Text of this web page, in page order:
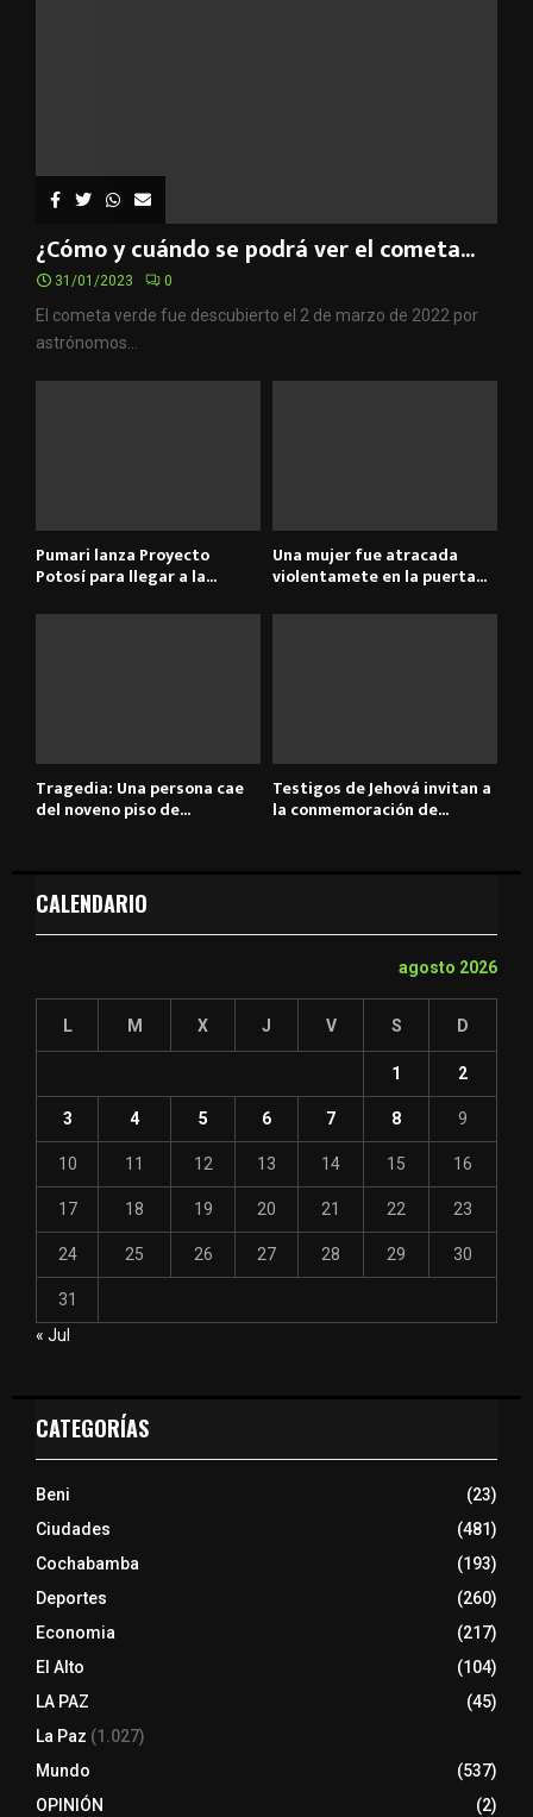
¿Cómo y cuándo se podrá ver el cometa...
31/01/2023 0
El cometa verde fue descubierto el 2 de marzo de 2022 por
astrónomos...
Pumari lanza Proyecto
Potosí para llegar a la...
Una mujer fue atracada
violentamete en la puerta...
Tragedia: Una persona cae
del noveno piso de...
Testigos de Jehová invitan a
la conmemoración de...
CALENDARIO
agosto 2026
L M X J V S D
1 2
3 4 5 6 7 8 9
10 11 12 13 14 15 16
17 18 19 20 21 22 23
24 25 26 27 28 29 30
31
« Jul
CATEGORÍAS
Beni
(23)
Ciudades
(481)
Cochabamba
(193)
Deportes
(260)
Economia
(217)
El Alto
(104)
LA PAZ
(45)
La Paz (1.027)
Mundo
(537)
OPINIÓN
(2)